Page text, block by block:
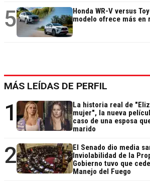
5
Honda WR-V versus
modelo ofrece más en
MÁS LEÍDAS DE PERFIL
1
La historia real de
mujer", la nueva
caso de una esposa
marido
2
El Senado dio media
Inviolabilidad de la
Gobierno tuvo que
Manejo del Fuego